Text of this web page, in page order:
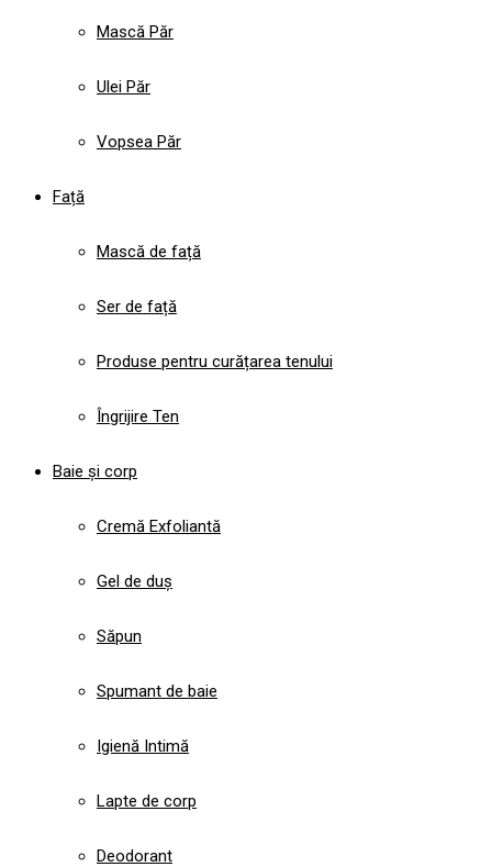
Mască Păr
Ulei Păr
Vopsea Păr
Față
Mască de față
Ser de față
Produse pentru curățarea tenului
Îngrijire Ten
Baie și corp
Cremă Exfoliantă
Gel de duș
Săpun
Spumant de baie
Igienă Intimă
Lapte de corp
Deodorant